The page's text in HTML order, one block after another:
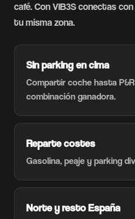
café. Con VIB3S conectas
tu misma zona.
Sin parking en cima
Compartir coche hasta
combinación ganadora.
Reparte costes
Gasolina, peaje y parking
Norte y resto España